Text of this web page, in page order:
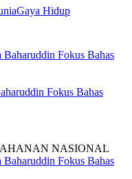
Gaya Hidup
Fokus Bahas
NASIONAL